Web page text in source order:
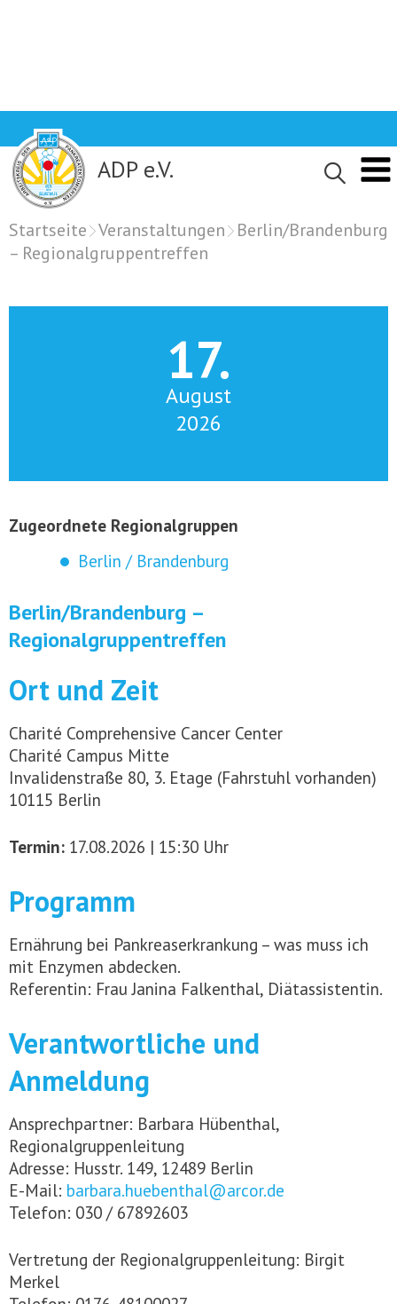
to
content
ADP e.V.
Startseite Veranstaltungen
Berlin/Brandenburg
– Regionalgruppentreffen
17.
August
2026
Zugeordnete Regionalgruppen
Berlin / Brandenburg
Berlin/Brandenburg –
Regionalgruppentreffen
Ort und Zeit
Charité Comprehensive Cancer Center
Charité Campus Mitte
Invalidenstraße 80, 3. Etage (Fahrstuhl vorhanden)
10115 Berlin
Termin: 17.08.2026 | 15:30 Uhr
Programm
Ernährung bei Pankreaserkrankung – was muss ich
mit Enzymen abdecken.
Referentin: Frau Janina Falkenthal, Diätassistentin.
Verantwortliche und
Anmeldung
Ansprechpartner: Barbara Hübenthal,
Regionalgruppenleitung
Adresse: Husstr. 149, 12489 Berlin
E-Mail: barbara.huebenthal@arcor.de
Telefon: 030 / 67892603
Vertretung der Regionalgruppenleitung: Birgit
Merkel